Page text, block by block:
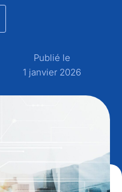
Publié le
1 janvier 2026